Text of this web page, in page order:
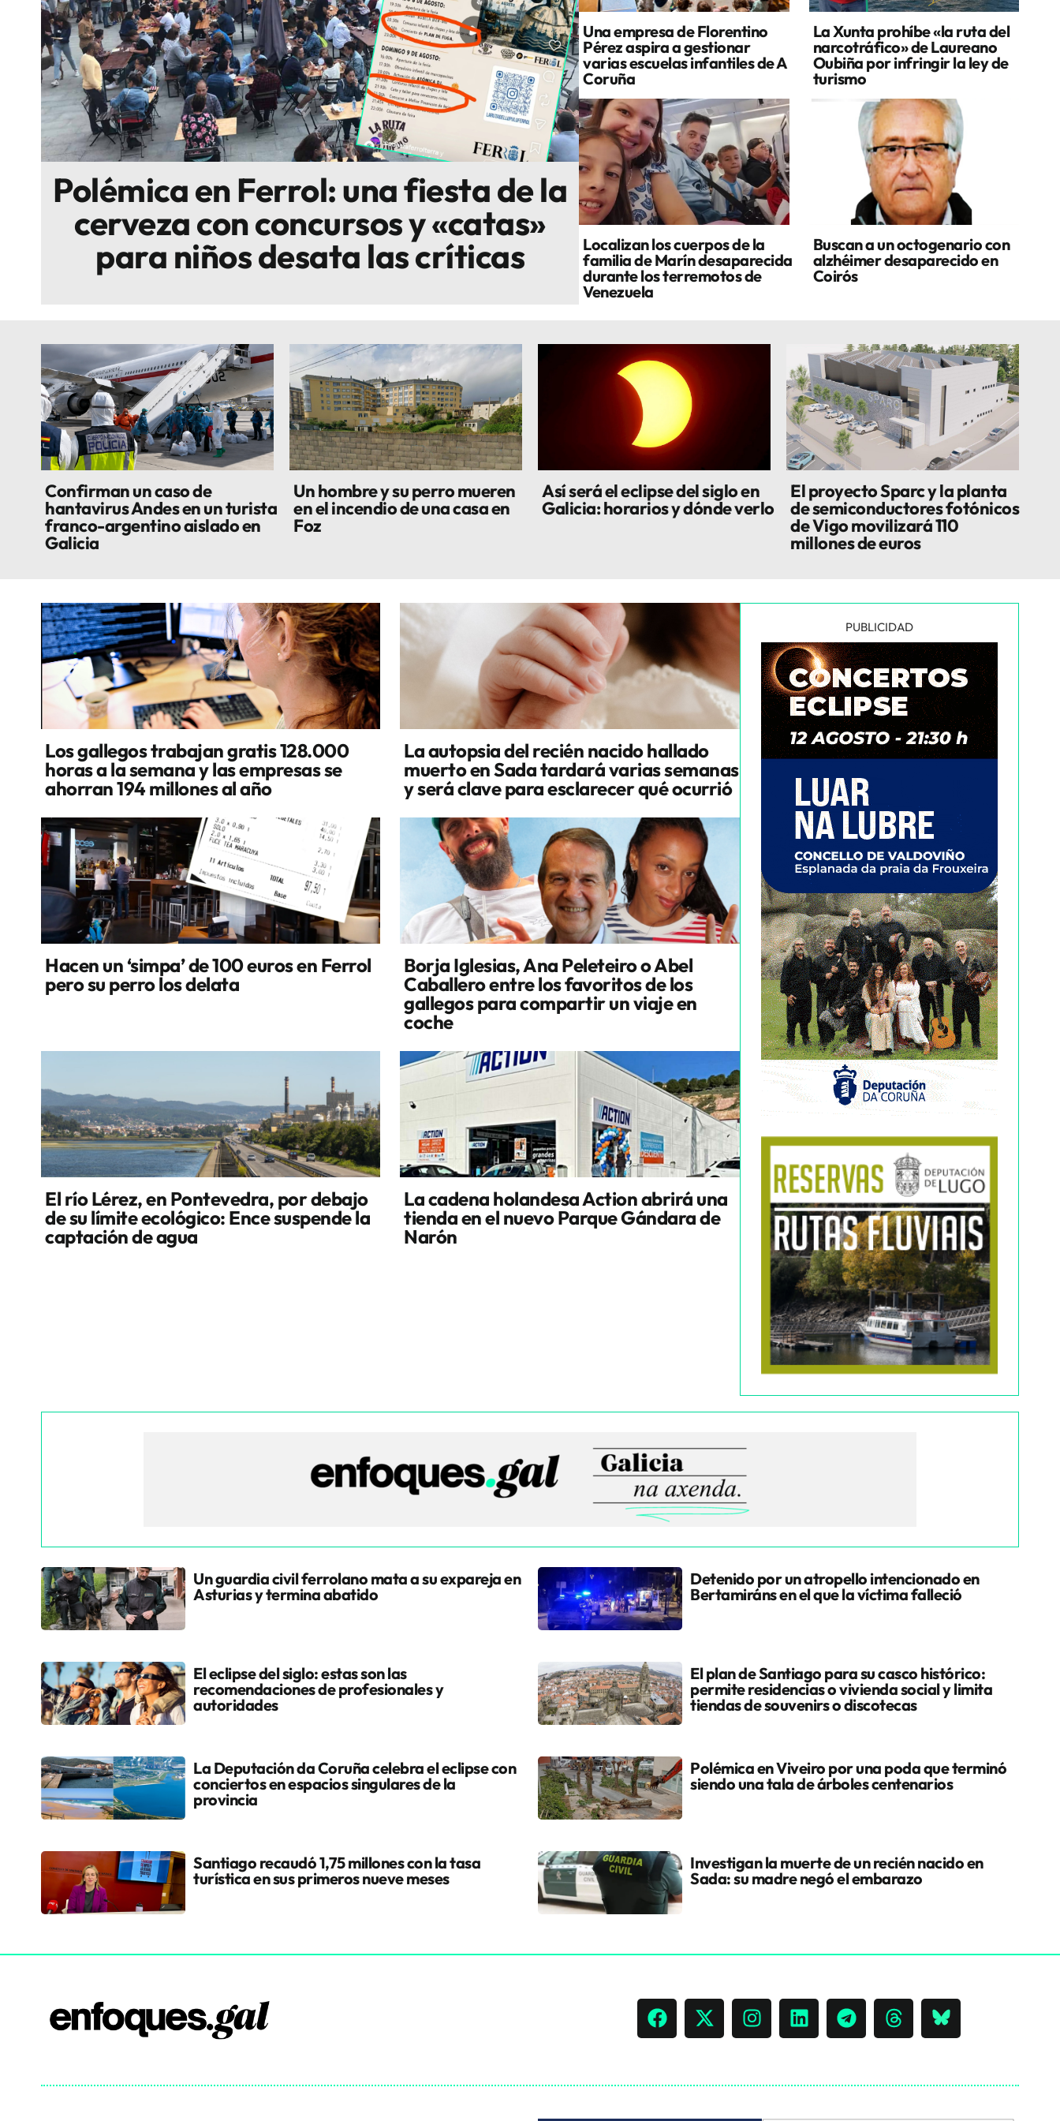
Sostenibilidad
Innova
Polémica en Ferrol: una fiesta de la
cerveza con concursos y «catas»
para niños desata las críticas
Una empresa de Florentino
Pérez aspira a gestionar
varias escuelas infantiles de A
Coruña
La Xunta prohíbe «la ruta del
narcotráfico» de Laureano
Oubiña por infringir la ley de
turismo
Localizan los cuerpos de la
familia de Marín desaparecida
durante los terremotos de
Venezuela
Buscan a un octogenario con
alzhéimer desaparecido en
Coirós
Confirman un caso de
hantavirus Andes en un turista
franco-argentino aislado en
Galicia
Un hombre y su perro mueren
en el incendio de una casa en
Foz
Así será el eclipse del siglo en
Galicia: horarios y dónde verlo
El proyecto Sparc y la planta
de semiconductores fotónicos
de Vigo movilizará 110
millones de euros
Los gallegos trabajan gratis 128.000
horas a la semana y las empresas se
ahorran 194 millones al año
La autopsia del recién nacido hallado
muerto en Sada tardará varias semanas
y será clave para esclarecer qué ocurrió
Hacen un ‘simpa’ de 100 euros en Ferrol
pero su perro los delata
Borja Iglesias, Ana Peleteiro o Abel
Caballero entre los favoritos de los
gallegos para compartir un viaje en
coche
El río Lérez, en Pontevedra, por debajo
de su límite ecológico: Ence suspende la
captación de agua
La cadena holandesa Action abrirá una
tienda en el nuevo Parque Gándara de
Narón
PUBLICIDAD
Un guardia civil ferrolano mata a su expareja en
Asturias y termina abatido
Detenido por un atropello intencionado en
Bertamiráns en el que la víctima falleció
El eclipse del siglo: estas son las
recomendaciones de profesionales y
autoridades
El plan de Santiago para su casco histórico:
permite residencias o vivienda social y limita
tiendas de souvenirs o discotecas
La Deputación da Coruña celebra el eclipse con
conciertos en espacios singulares de la
provincia
Polémica en Viveiro por una poda que terminó
siendo una tala de árboles centenarios
Santiago recaudó 1,75 millones con la tasa
turística en sus primeros nueve meses
Investigan la muerte de un recién nacido en
Sada: su madre negó el embarazo